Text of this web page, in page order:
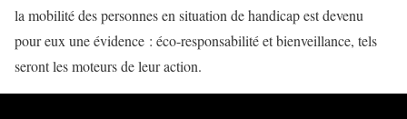
la mobilité des personnes en situation de handicap est devenu
pour eux une évidence : éco-responsabilité et bienveillance, tels
seront les moteurs de leur action.